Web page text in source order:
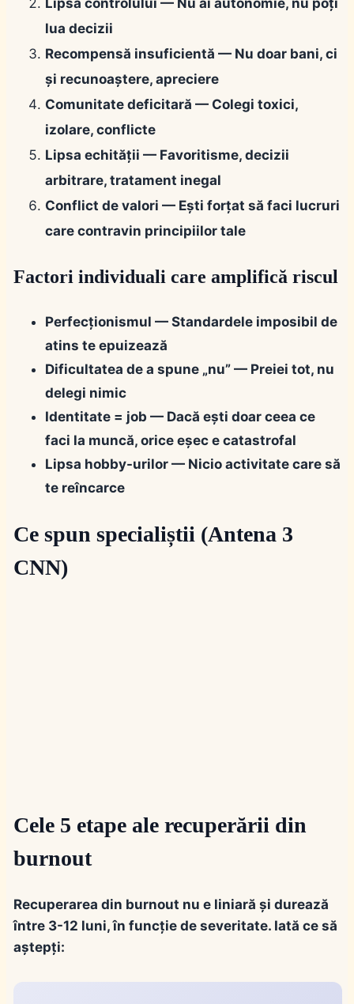
Lipsa controlului — Nu ai autonomie, nu poți
lua decizii
Recompensă insuficientă — Nu doar bani, ci
și recunoaștere, apreciere
Comunitate deficitară — Colegi toxici,
izolare, conflicte
Lipsa echității — Favoritisme, decizii
arbitrare, tratament inegal
Conflict de valori — Ești forțat să faci lucruri
care contravin principiilor tale
Factori individuali care amplifică riscul
Perfecționismul — Standardele imposibil de
atins te epuizează
Dificultatea de a spune „nu” — Preiei tot, nu
delegi nimic
Identitate = job — Dacă ești doar ceea ce
faci la muncă, orice eșec e catastrofal
Lipsa hobby-urilor — Nicio activitate care să
te reîncarce
Ce spun specialiștii (Antena 3
CNN)
Cele 5 etape ale recuperării din
burnout
Recuperarea din burnout nu e liniară și durează
între 3-12 luni, în funcție de severitate. Iată ce să
aștepți: